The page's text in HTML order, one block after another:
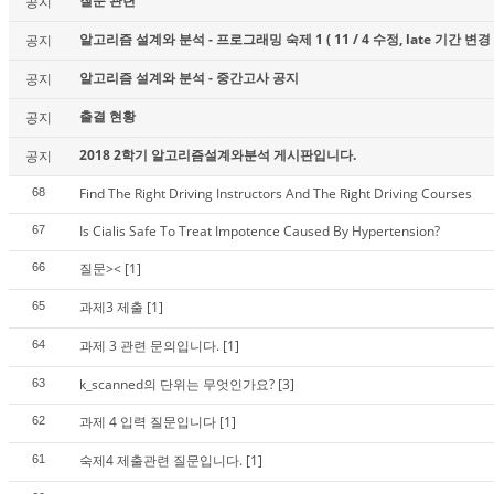
공지 알고리즘 설계와 분석 - 프로그래밍 숙제 1 ( 11 / 4 수정, late 기간 변경
공지 알고리즘 설계와 분석 - 중간고사 공지
공지 출결 현황
공지 2018 2학기 알고리즘설계와분석 게시판입니다.
68 Find The Right Driving Instructors And The Right Driving Courses
67 Is Cialis Safe To Treat Impotence Caused By Hypertension?
66 질문>< [1]
65 과제3 제출 [1]
64 과제 3 관련 문의입니다. [1]
63 k_scanned의 단위는 무엇인가요? [3]
62 과제 4 입력 질문입니다 [1]
61 숙제4 제출관련 질문입니다. [1]